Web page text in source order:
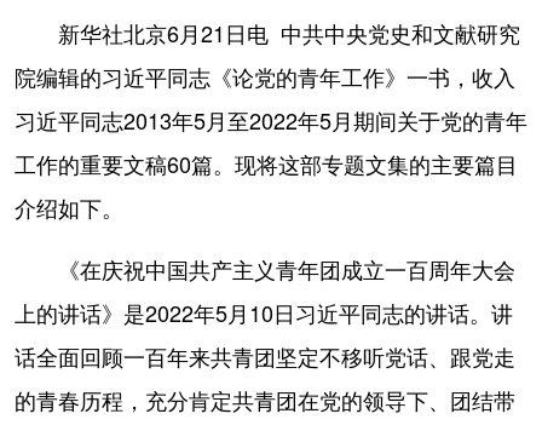
城市 旅游 能源 会展
彩票 娱乐 时尚 悦读
公益
文化产业
地方频道
北京 天津 河北 山西
新华社北京6月21日电 中共中央党史和文献研究
院编辑的习近平同志《论党的青年工作》一书，收入
习近平同志2013年5月至2022年5月期间关于党的青年
工作的重要文稿60篇。现将这部专题文集的主要篇目
介绍如下。
《在庆祝中国共产主义青年团成立一百周年大会
上的讲话》是2022年5月10日习近平同志的讲话。讲
话全面回顾一百年来共青团坚定不移听党话、跟党走
的青春历程，充分肯定共青团在党的领导下、团结带